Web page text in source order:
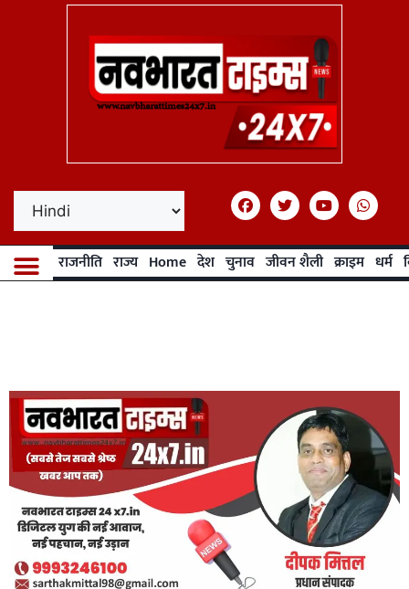
राजनीति राज्य Home देश चुनाव जीवन शैली क्राइम धर्म